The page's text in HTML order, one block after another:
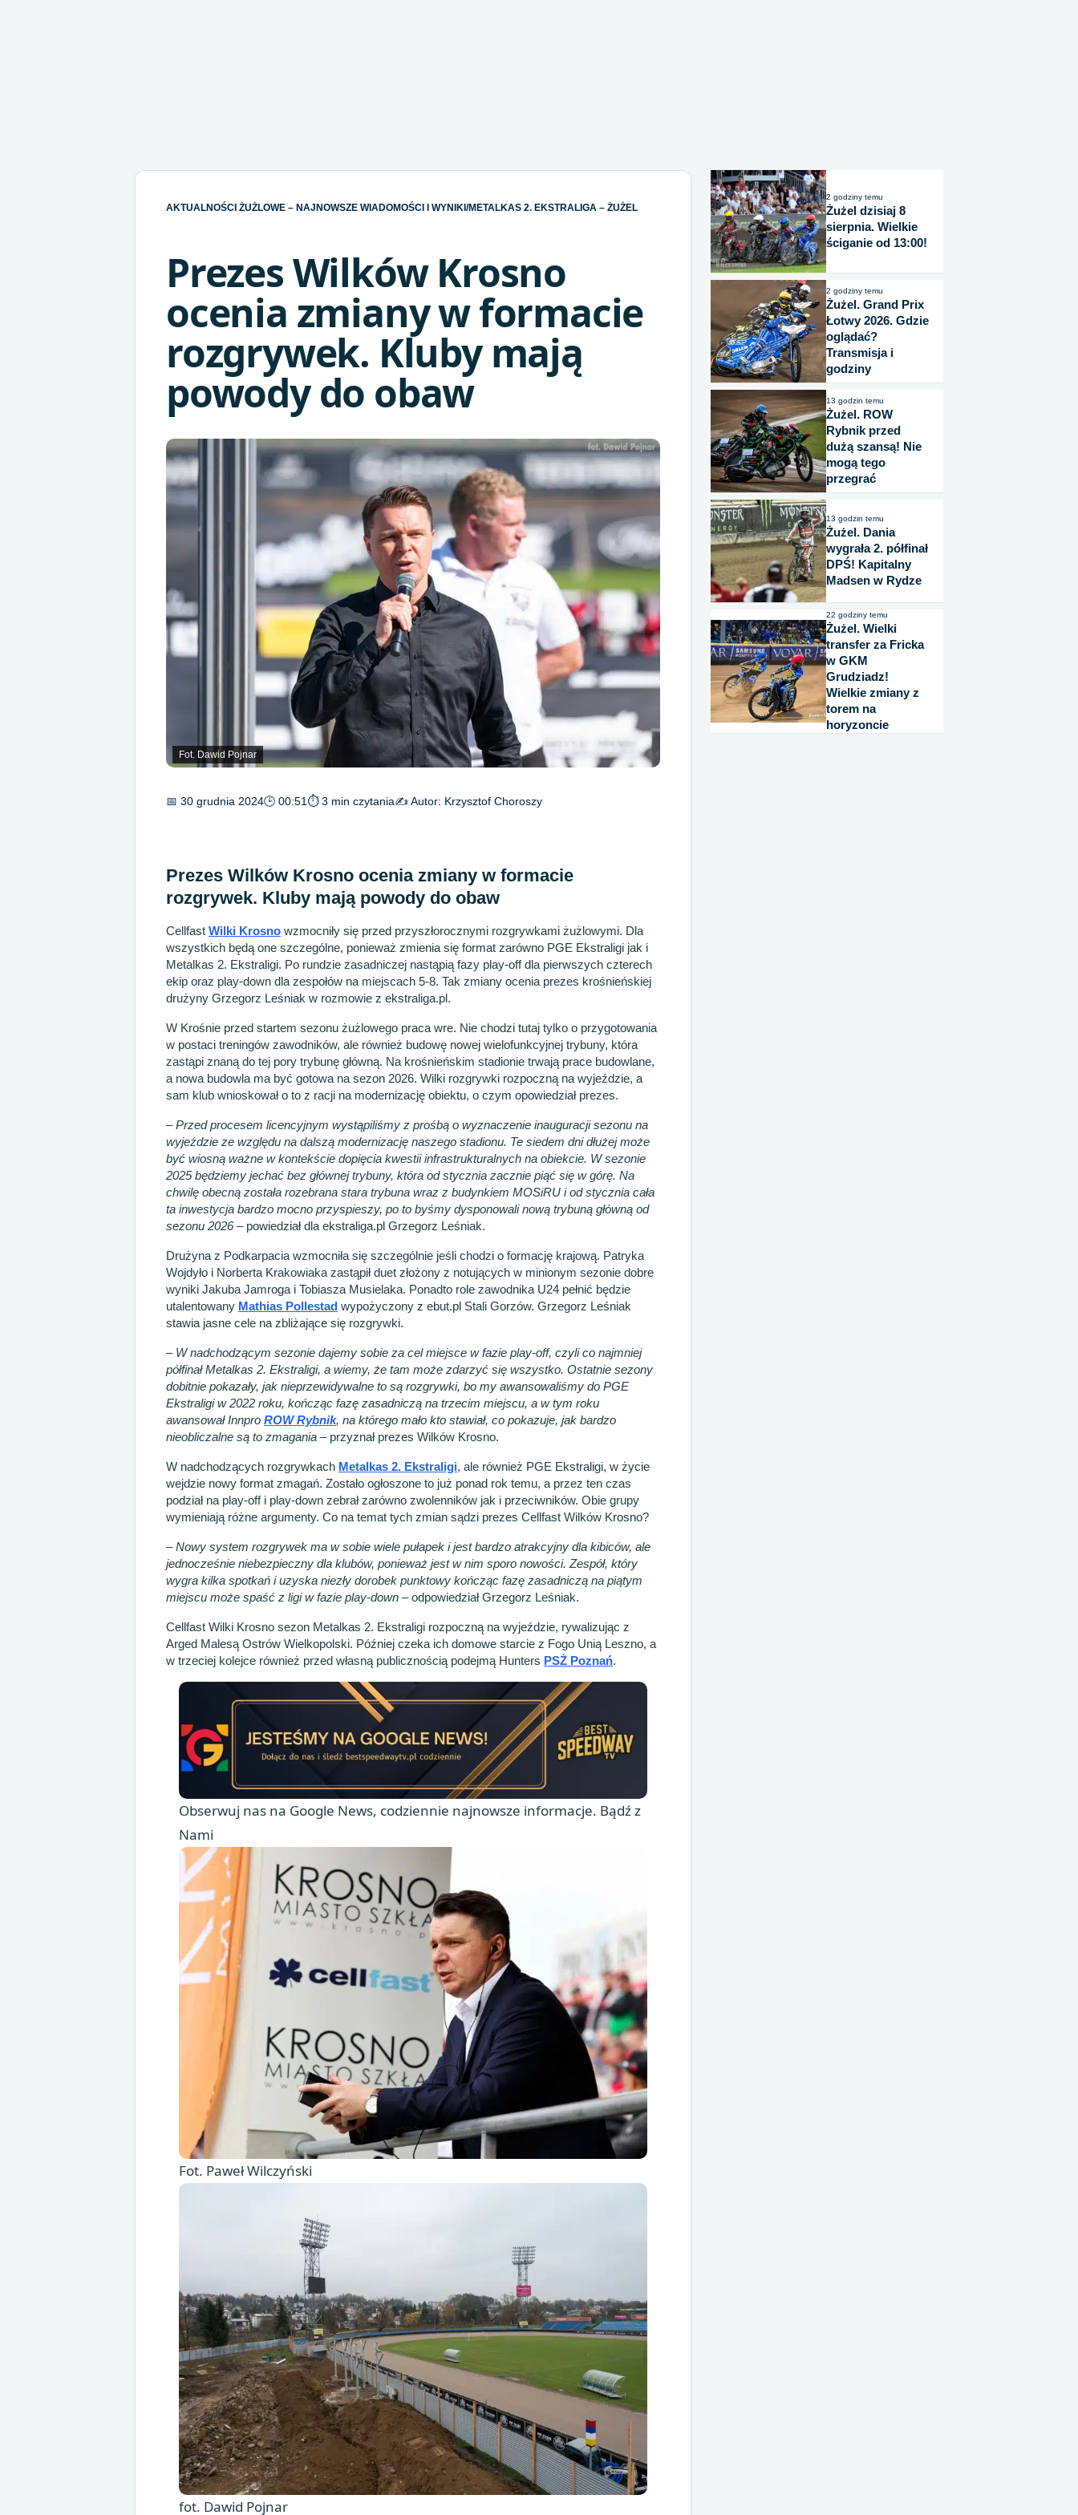
AKTUALNOŚCI ŻUŻLOWE – NAJNOWSZE WIADOMOŚCI I WYNIKI /METALKAS 2. EKSTRALIGA – ŻUŻEL
Prezes Wilków Krosno
ocenia zmiany w formacie
rozgrywek. Kluby mają
powody do obaw
Fot. Dawid Pojnar
📅 30 grudnia 2024🕒 00:51 ⏱ 3 min czytania✍️ Autor: Krzysztof Choroszy
Prezes Wilków Krosno ocenia zmiany w formacie
rozgrywek. Kluby mają powody do obaw
Cellfast Wilki Krosno wzmocniły się przed przyszłorocznymi rozgrywkami żużlowymi. Dla
wszystkich będą one szczególne, ponieważ zmienia się format zarówno PGE Ekstraligi jak i
Metalkas 2. Ekstraligi. Po rundzie zasadniczej nastąpią fazy play-off dla pierwszych czterech
ekip oraz play-down dla zespołów na miejscach 5-8. Tak zmiany ocenia prezes krośnieńskiej
drużyny Grzegorz Leśniak w rozmowie z ekstraliga.pl.
W Krośnie przed startem sezonu żużlowego praca wre. Nie chodzi tutaj tylko o przygotowania
w postaci treningów zawodników, ale również budowę nowej wielofunkcyjnej trybuny, która
zastąpi znaną do tej pory trybunę główną. Na krośnieńskim stadionie trwają prace budowlane,
a nowa budowla ma być gotowa na sezon 2026. Wilki rozgrywki rozpoczną na wyjeździe, a
sam klub wnioskował o to z racji na modernizację obiektu, o czym opowiedział prezes.
–Przed procesem licencyjnym wystąpiliśmy z prośbą o wyznaczenie inauguracji sezonu na
wyjeździe ze względu na dalszą modernizację naszego stadionu. Te siedem dni dłużej może
być wiosną ważne w kontekście dopięcia kwestii infrastrukturalnych na obiekcie. W sezonie
2025 będziemy jechać bez głównej trybuny, która od stycznia zacznie piąć się w górę. Na
chwilę obecną została rozebrana stara trybuna wraz z budynkiem MOSiRU i od stycznia cała
ta inwestycja bardzo mocno przyspieszy, po to byśmy dysponowali nową trybuną główną od
sezonu 2026– powiedział dla ekstraliga.pl Grzegorz Leśniak.
Drużyna z Podkarpacia wzmocniła się szczególnie jeśli chodzi o formację krajową. Patryka
Wojdyło i Norberta Krakowiaka zastąpił duet złożony z notujących w minionym sezonie dobre
wyniki Jakuba Jamroga i Tobiasza Musielaka. Ponadto role zawodnika U24 pełnić będzie
utalentowany Mathias Pollestad wypożyczony z ebut.pl Stali Gorzów. Grzegorz Leśniak
stawia jasne cele na zbliżające się rozgrywki.
– W nadchodzącym sezonie dajemy sobie za cel miejsce w fazie play-off, czyli co najmniej
półfinał Metalkas 2. Ekstraligi, a wiemy, że tam może zdarzyć się wszystko. Ostatnie sezony
dobitnie pokazały, jak nieprzewidywalne to są rozgrywki, bo my awansowaliśmy do PGE
Ekstraligi w 2022 roku, kończąc fazę zasadniczą na trzecim miejscu, a w tym roku
awansował Innpro ROW Rybnik, na którego mało kto stawiał, co pokazuje, jak bardzo
nieobliczalne są to zmagania – przyznał prezes Wilków Krosno.
W nadchodzących rozgrywkach Metalkas 2. Ekstraligi, ale również PGE Ekstraligi, w życie
wejdzie nowy format zmagań. Zostało ogłoszone to już ponad rok temu, a przez ten czas
podział na play-off i play-down zebrał zarówno zwolenników jak i przeciwników. Obie grupy
wymieniają różne argumenty. Co na temat tych zmian sądzi prezes Cellfast Wilków Krosno?
–Nowy system rozgrywek ma w sobie wiele pułapek i jest bardzo atrakcyjny dla kibiców, ale
jednocześnie niebezpieczny dla klubów, ponieważ jest w nim sporo nowości. Zespół, który
wygra kilka spotkań i uzyska niezły dorobek punktowy kończąc fazę zasadniczą na piątym
miejscu może spaść z ligi w fazie play-down – odpowiedział Grzegorz Leśniak.
Cellfast Wilki Krosno sezon Metalkas 2. Ekstraligi rozpoczną na wyjeździe, rywalizując z
Arged Malesą Ostrów Wielkopolski. Później czeka ich domowe starcie z Fogo Unią Leszno, a
w trzeciej kolejce również przed własną publicznością podejmą Hunters PSŻ Poznań.
Obserwuj nas na Google News, codziennie najnowsze informacje. Bądź z
Nami
Fot. Paweł Wilczyński
fot. Dawid Pojnar
2 godziny temu
Żużel dzisiaj 8
sierpnia. Wielkie
ściganie od 13:00!
2 godziny temu
Żużel. Grand Prix
Łotwy 2026. Gdzie
oglądać?
Transmisja i
godziny
13 godzin temu
Żużel. ROW
Rybnik przed
dużą szansą! Nie
mogą tego
przegrać
13 godzin temu
Żużel. Dania
wygrała 2. półfinał
DPŚ! Kapitalny
Madsen w Rydze
22 godziny temu
Żużel. Wielki
transfer za Fricka
w GKM
Grudziadz!
Wielkie zmiany z
torem na
horyzoncie